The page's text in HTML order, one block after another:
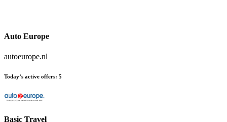
Auto Europe
autoeurope.nl
Today’s active offers: 5
Basic Travel